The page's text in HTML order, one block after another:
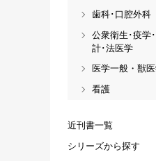
歯科･口腔外科
公衆衛生･疫学
計･法医学
医学一般・獣
看護
近刊書一覧
シリーズから探す